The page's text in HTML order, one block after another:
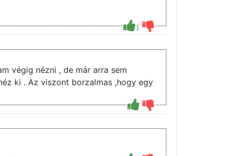
1
végig nézni , de már arra sem
ki . Az viszont borzalmas ,hogy egy